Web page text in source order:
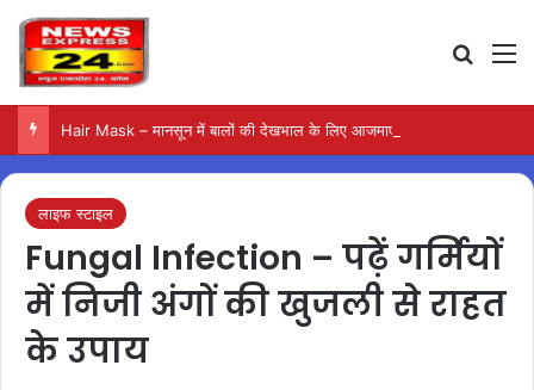
Hair Mask – मानसून में बालों की देखभाल के लिए आजमाएं अंडे का मास्क
लाइफ स्टाइल
Fungal Infection – पढ़ें गर्मियों
में निजी अंगों की खुजली से राहत
के उपाय